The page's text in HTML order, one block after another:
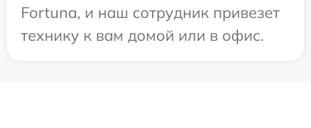
Fortuna, и наш сотрудник привезет
технику к вам домой или в офис.